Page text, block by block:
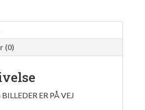
(0)
ER PÅ VEJ